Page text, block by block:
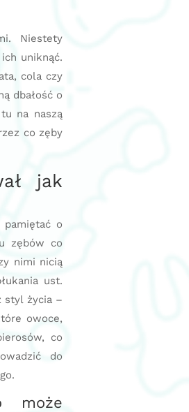
Niestety
uniknąć.
cola czy
dbałość o
na naszą
co zęby
jak
pamiętać o
zębów co
nimi nicią
ust.
styl życia –
owoce,
co
do
może